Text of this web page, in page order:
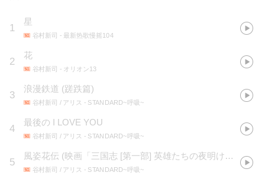
1
星
谷村新司 - 最新热歌慢摇104
2
花
谷村新司 - オリオン13
3
浪漫鉄道 (蹉跌篇)
谷村新司 / アリス - STANDARD~呼吸~
4
最後の I LOVE YOU
谷村新司 / アリス - STANDARD~呼吸~
5
風姿花伝 (映画「三国志 [第一部] 英雄たちの夜明け」EDテーマ
谷村新司 / アリス - STANDARD~呼吸~